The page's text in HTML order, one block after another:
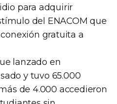
para adquirir
del ENACOM que
gratuita a
lanzado en
y tuvo 65.000
de 4.000 accedieron